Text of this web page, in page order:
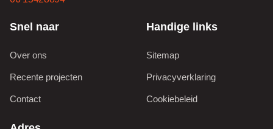
Snel naar
Over ons
Recente projecten
Contact
Handige links
Sitemap
Privacyverklaring
Cookiebeleid